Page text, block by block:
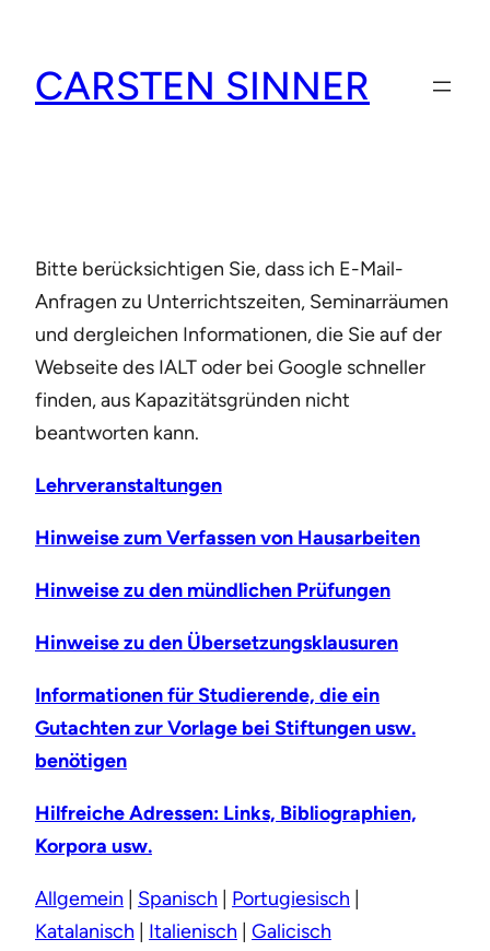
springen
CARSTEN SINNER
Bitte berücksichtigen Sie, dass ich E-Mail-
Anfragen zu Unterrichtszeiten, Seminarräumen
und dergleichen Informationen, die Sie auf der
Webseite des IALT oder bei Google schneller
finden, aus Kapazitätsgründen nicht
beantworten kann.
Lehrveranstaltungen
Hinweise zum Verfassen von Hausarbeiten
Hinweise zu den mündlichen Prüfungen
Hinweise zu den Übersetzungsklausuren
Informationen für Studierende, die ein
Gutachten zur Vorlage bei Stiftungen usw.
benötigen
Hilfreiche Adressen: Links, Bibliographien,
Korpora usw.
Allgemein Spanisch Portugiesisch
Katalanisch
Italienisch Galicisch